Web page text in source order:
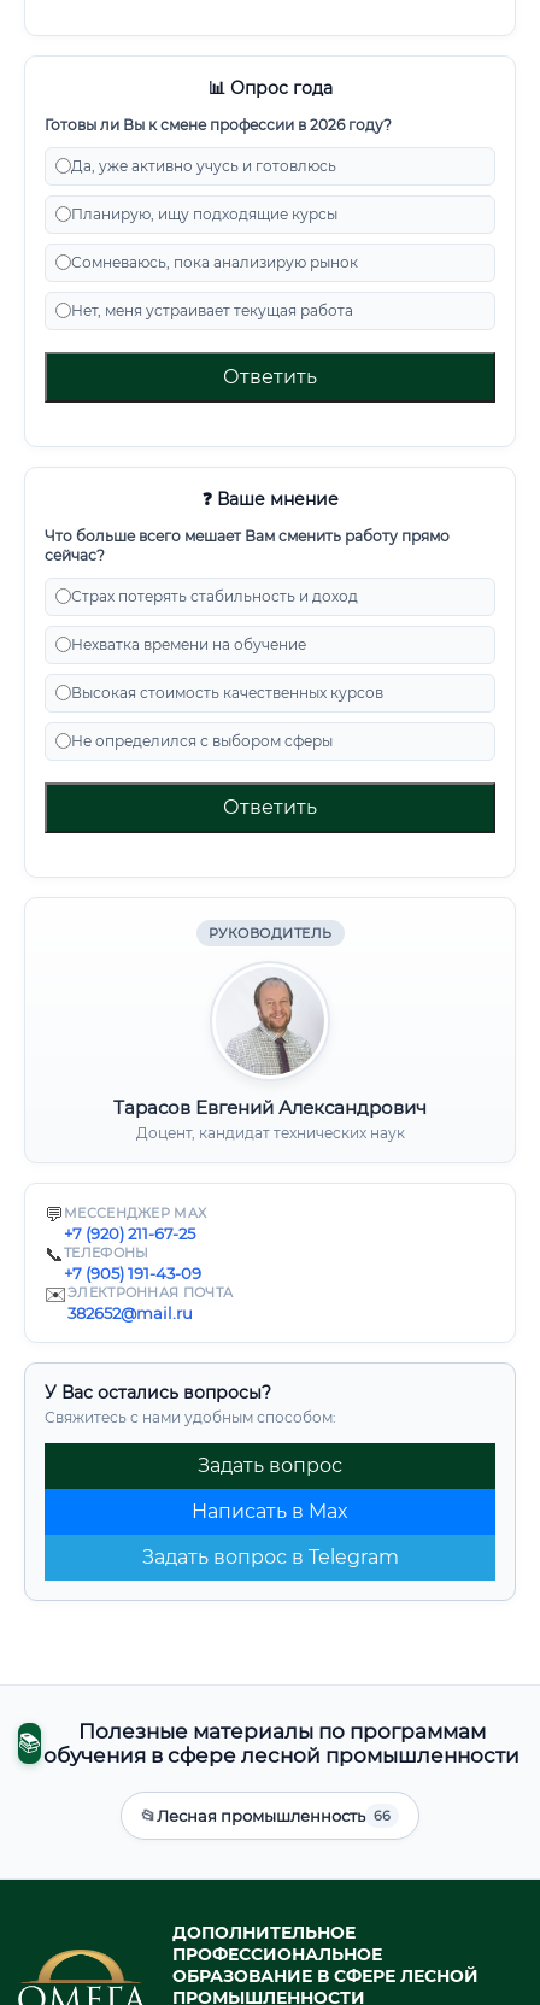
📊 Опрос года
Готовы ли Вы к смене профессии в 2026 году?
Да, уже активно учусь и готовлюсь
Планирую, ищу подходящие курсы
Сомневаюсь, пока анализирую рынок
Нет, меня устраивает текущая работа
Ответить
❓ Ваше мнение
Что больше всего мешает Вам сменить работу прямо
сейчас?
Страх потерять стабильность и доход
Нехватка времени на обучение
Высокая стоимость качественных курсов
Не определился с выбором сферы
Ответить
РУКОВОДИТЕЛЬ
Тарасов Евгений Александрович
Доцент, кандидат технических наук
💬 МЕССЕНДЖЕР MAX
+7 (920) 211-67-25
📞ТЕЛЕФОНЫ
+7 (905) 191-43-09
✉️ЭЛЕКТРОННАЯ ПОЧТА
382652@mail.ru
У Вас остались вопросы?
Свяжитесь с нами удобным способом:
Задать вопрос
Написать в Max
Задать вопрос в Telegram
📚
Полезные материалы по программам
обучения в сфере лесной промышленности
📂Лесная промышленность 66
ДОПОЛНИТЕЛЬНОЕ
ПРОФЕССИОНАЛЬНОЕ
ОБРАЗОВАНИЕ В СФЕРЕ ЛЕСНОЙ
ПРОМЫШЛЕННОСТИ